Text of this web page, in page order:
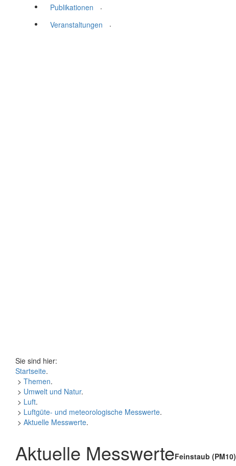
Publikationen
.
Veranstaltungen
.
Sie sind hier:
Startseite.
> Themen.
> Umwelt und Natur.
> Luft.
> Luftgüte- und meteorologische Messwerte.
> Aktuelle Messwerte.
Aktuelle MesswerteFeinstaub (PM10)